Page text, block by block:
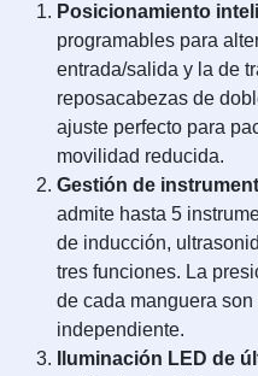
Posicionamiento
programables para
entrada/salida y la de
reposacabezas de
ajuste perfecto para
movilidad reducida.
Gestión de
admite hasta 5
de inducción,
tres funciones. La
de cada manguera
independiente.
Iluminación LED de